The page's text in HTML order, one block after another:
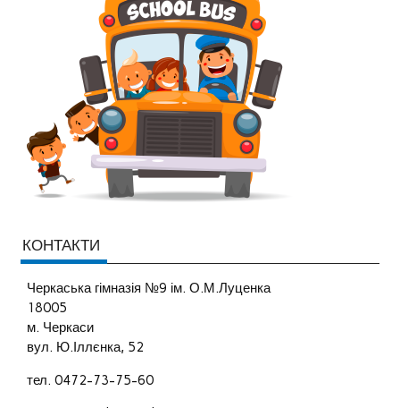
КОНТАКТИ
Черкаська гімназія №9 ім. О.М.Луценка
18005
м. Черкаси
вул. Ю.Іллєнка, 52
тел. 0472-73-75-60